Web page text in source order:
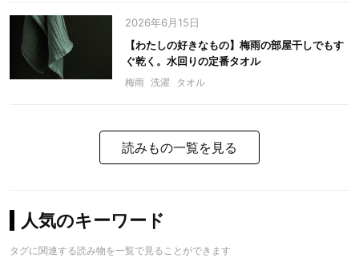
2026年6月15日
【わたしの好きなもの】梅雨の部屋干しでもす
ぐ乾く。水回りの定番タオル
梅雨 洗濯 タオル
読みもの一覧を見る
人気のキーワード
タグに関連する読み物を一覧で見ることができます